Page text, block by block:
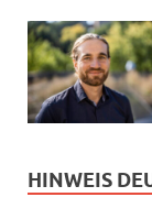
HINWEIS